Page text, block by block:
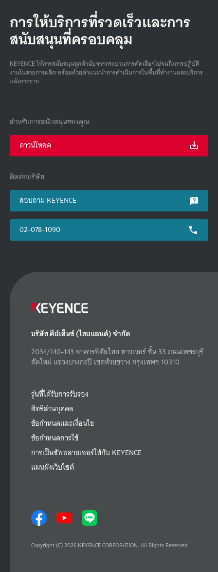
การให้บริการที่รวดเร็วและการ
สนับสนุนที่ครอบคลุม
KEYENCE ให้การสนับสนุนลูกค้านับจากกระบวนการคัดเลือกไปจนถึงการปฏิบัติ
งานในสายการผลิต พร้อมด้วยคําแนะนําการดําเนินการในพื้นที่ทํางานและบริการ
หลังการขาย
สำหรับการสนับสนุนของคุณ
ดาวน์โหลด
ติดต่อบริษัท
สอบถาม KEYENCE
02-078-1090
บริษัท คีย์เอ็นซ์ (ไทยแลนด์) จำกัด
2034/140-143 อาคารอิตัลไทย ทาวเวอร์ ชั้น 33 ถนนเพชรบุรี
ตัดใหม่ แขวงบางกะปิ เขตห้วยขวาง กรุงเทพฯ 10310
รุ่นที่ได้รับการรับรอง
สิทธิส่วนบุคคล
ข้อกำหนดและเงื่อนไข
ข้อกำหนดการใช้
การเป็นซัพพลายเออร์ให้กับ KEYENCE
แผนผังเว็บไซต์
Copyright (C) 2026 KEYENCE CORPORATION. All Rights Reserved.